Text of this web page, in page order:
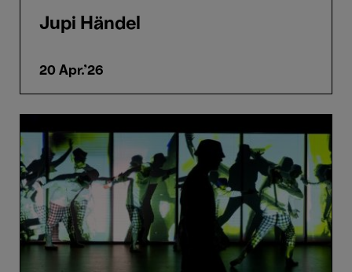
Jupi Händel
20 Apr.'26
to
Show